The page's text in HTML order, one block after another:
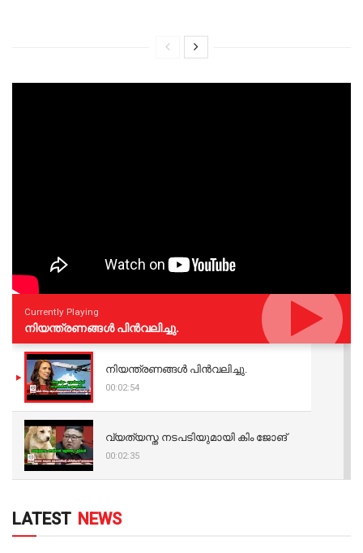
Currently Playing
നിയന്ത്രണങ്ങള്‍ പിന്‍വലിച്ചു.
നിയന്ത്രണങ്ങള്‍ പിന്‍വലിച്ചു.
00:02:54
വ്യത്യസ്ത നടപടിയുമായി കിം ജോങ്
00:02:35
LATEST NEWS